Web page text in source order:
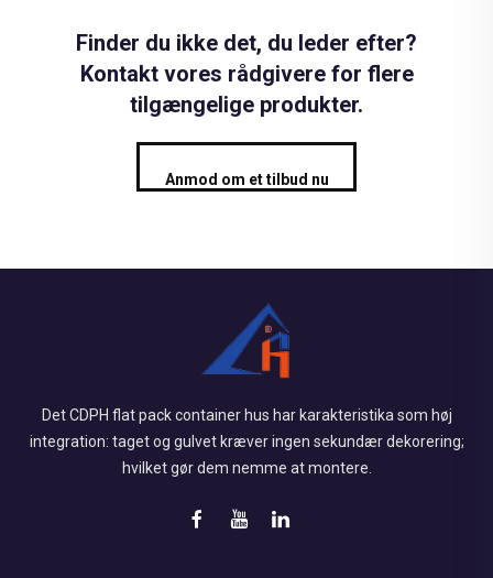
Finder du ikke det, du leder efter?
Kontakt vores rådgivere for flere
tilgængelige produkter.
Anmod om et tilbud nu
Det CDPH flat pack container hus har karakteristika som høj
integration: taget og gulvet kræver ingen sekundær dekorering;
hvilket gør dem nemme at montere.